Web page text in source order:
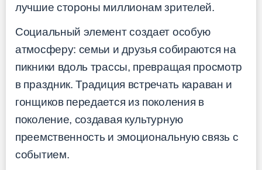
лучшие стороны миллионам зрителей.
Социальный элемент создает особую
атмосферу: семьи и друзья собираются на
пикники вдоль трассы, превращая просмотр
в праздник. Традиция встречать караван и
гонщиков передается из поколения в
поколение, создавая культурную
преемственность и эмоциональную связь с
событием.